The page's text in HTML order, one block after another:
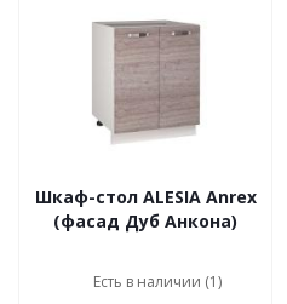
Шкаф-стол ALESIA Anrex
(фасад Дуб Анкона)
Есть в наличии (1)